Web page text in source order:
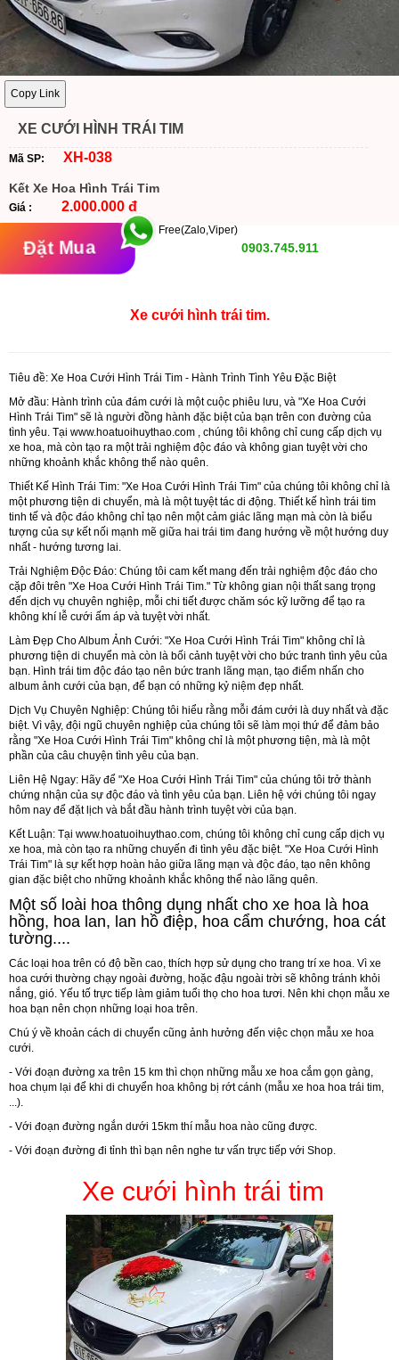
Copy Link
XE CƯỚI HÌNH TRÁI TIM
Mã SP: XH-038
Kết Xe Hoa Hình Trái Tim
Giá : 2.000.000 đ
Đặt Mua
Free(Zalo,Viper)
0903.745.911
Xe cưới hình trái tim.
Tiêu đề: Xe Hoa Cưới Hình Trái Tim - Hành Trình Tình Yêu Đặc Biệt
Mở đầu: Hành trình của đám cưới là một cuộc phiêu lưu, và "Xe Hoa Cưới
Hình Trái Tim" sẽ là người đồng hành đặc biệt của bạn trên con đường của
tình yêu. Tại www.hoatuoihuythao.com , chúng tôi không chỉ cung cấp dịch vụ
xe hoa, mà còn tạo ra một trải nghiệm độc đáo và không gian tuyệt vời cho
những khoảnh khắc không thể nào quên.
Thiết Kế Hình Trái Tim: "Xe Hoa Cưới Hình Trái Tim" của chúng tôi không chỉ là
một phương tiện di chuyển, mà là một tuyệt tác di động. Thiết kế hình trái tim
tinh tế và độc đáo không chỉ tạo nên một cảm giác lãng mạn mà còn là biểu
tượng của sự kết nối mạnh mẽ giữa hai trái tim đang hướng về một hướng duy
nhất - hướng tương lai.
Trải Nghiệm Độc Đáo: Chúng tôi cam kết mang đến trải nghiệm độc đáo cho
cặp đôi trên "Xe Hoa Cưới Hình Trái Tim." Từ không gian nội thất sang trọng
đến dịch vụ chuyên nghiệp, mỗi chi tiết được chăm sóc kỹ lưỡng để tạo ra
không khí lễ cưới ấm áp và tuyệt vời nhất.
Làm Đẹp Cho Album Ảnh Cưới: "Xe Hoa Cưới Hình Trái Tim" không chỉ là
phương tiện di chuyển mà còn là bối cảnh tuyệt vời cho bức tranh tình yêu của
bạn. Hình trái tim độc đáo tạo nên bức tranh lãng mạn, tạo điểm nhấn cho
album ảnh cưới của bạn, để bạn có những kỷ niệm đẹp nhất.
Dịch Vụ Chuyên Nghiệp: Chúng tôi hiểu rằng mỗi đám cưới là duy nhất và đặc
biệt. Vì vậy, đội ngũ chuyên nghiệp của chúng tôi sẽ làm mọi thứ để đảm bảo
rằng "Xe Hoa Cưới Hình Trái Tim" không chỉ là một phương tiện, mà là một
phần của câu chuyện tình yêu của bạn.
Liên Hệ Ngay: Hãy để "Xe Hoa Cưới Hình Trái Tim" của chúng tôi trở thành
chứng nhận của sự độc đáo và tình yêu của bạn. Liên hệ với chúng tôi ngay
hôm nay để đặt lịch và bắt đầu hành trình tuyệt vời của bạn.
Kết Luận: Tại www.hoatuoihuythao.com, chúng tôi không chỉ cung cấp dịch vụ
xe hoa, mà còn tạo ra những chuyến đi tình yêu đặc biệt. "Xe Hoa Cưới Hình
Trái Tim" là sự kết hợp hoàn hảo giữa lãng mạn và độc đáo, tạo nên không
gian đặc biệt cho những khoảnh khắc không thể nào lãng quên.
Một số loài hoa thông dụng nhất cho xe hoa là hoa
hồng, hoa lan, lan hồ điệp, hoa cẩm chướng, hoa cát
tường....
Các loại hoa trên có độ bền cao, thích hợp sử dụng cho trang trí xe hoa. Vì xe
hoa cưới thường chạy ngoài đường, hoặc đậu ngoài trời sẽ không tránh khỏi
nắng, gió. Yếu tố trực tiếp làm giảm tuổi thọ cho hoa tươi. Nên khi chọn mẫu xe
hoa bạn nên chọn những loại hoa trên.
Chú ý về khoản cách di chuyển cũng ảnh hưởng đến việc chọn mẫu xe hoa
cưới.
- Với đoạn đường xa trên 15 km thì chọn những mẫu xe hoa cắm gọn gàng,
hoa chụm lại để khi di chuyển hoa không bị rớt cánh (mẫu xe hoa hoa trái tim,
...).
- Với đoạn đường ngắn dưới 15km thí mẫu hoa nào cũng được.
- Với đoạn đường đi tỉnh thì bạn nên nghe tư vấn trực tiếp với Shop.
Xe cưới hình trái tim